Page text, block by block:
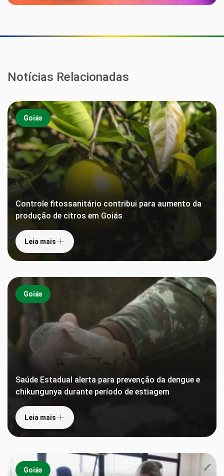
Notícias Relacionadas
Goiás
Controle fitossanitário contribui para aumento da
produção de citros em Goiás
Leia mais
Goiás
Saúde Estadual alerta para prevenção da dengue e
chikungunya durante período de estiagem
Leia mais
Goiás